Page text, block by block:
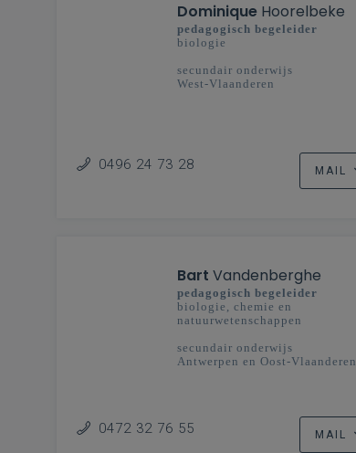
Dominique Hoorelbeke
pedagogisch begeleider
biologie
secundair onderwijs
West-Vlaanderen
0496 24 73 28 MAIL
Bart Vandenberghe
pedagogisch begeleider
biologie, chemie en
natuurwetenschappen
secundair onderwijs
Antwerpen en Oost-Vlaanderen
0472 32 76 55 MAIL